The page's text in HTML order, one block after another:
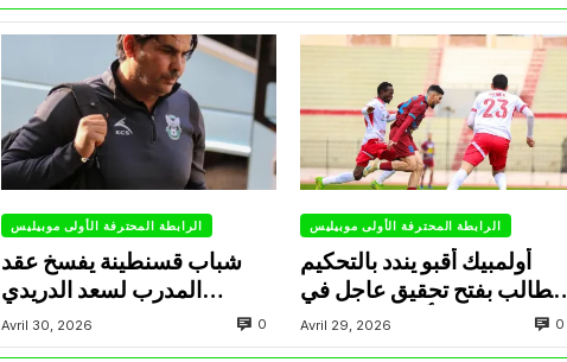
الرابطة المحترفة الأولى موبيليس
شباب قسنطينة يفسخ عقد
المدرب لسعد الدريدي
بالتراضي
Avril 30, 2026 0
الرابطة المحترفة الأولى موبيليس
أولمبيك أقبو يندد بالتحكيم
ويطالب بفتح تحقيق عاجل في
تجاوزات أثّرت على نتائج
الفريق
Avril 29, 2026 0